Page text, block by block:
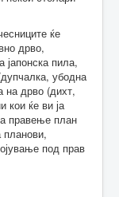
ќе
дрво,
јапонска пила,
убодна
на дрво (дихт,
кои ќе ви ја
правење план
под прав